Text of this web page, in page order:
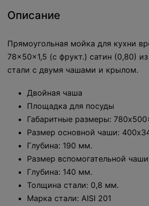
Описание
Прямоугольная мойка для кухни
78x50x1,5 (c фрукт.) сатин (0,80)
стали с двумя чашами и крылом.
Двойная чаша
Площадка для посуды
Габаритные размеры:
Размер основной чаши:
Глубина: 190 мм.
Размер вспомогательной
Глубина: 140 мм.
Толщина стали: 0,8 мм.
Марка стали: AISI 201